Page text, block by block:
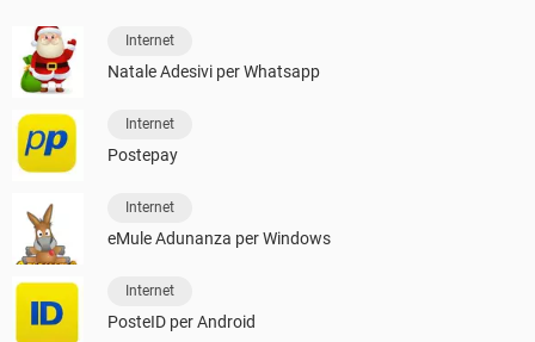
Internet
Natale Adesivi per Whatsapp
Internet
Postepay
Internet
eMule Adunanza per Windows
Internet
PosteID per Android